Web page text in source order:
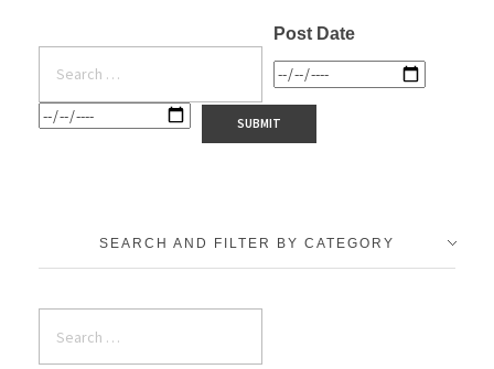
Post Date
SEARCH AND FILTER BY CATEGORY